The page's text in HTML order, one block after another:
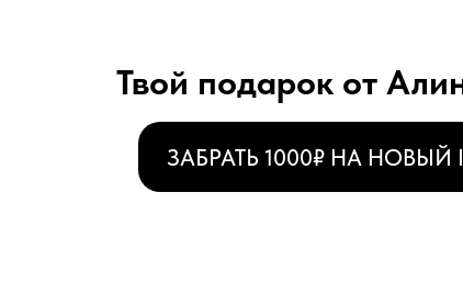
Твой подарок от
ЗАБРАТЬ 1000₽ НА НОВЫЙ